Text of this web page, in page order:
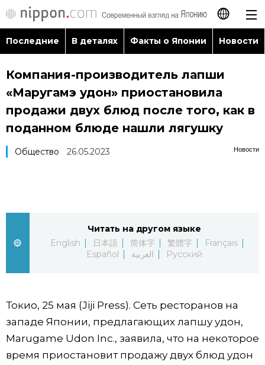
日本語
English
繁體字
العربية
Последние
В деталях
Новости
Путеводитель по Японии
Разделы
Последние В деталях Факты о Японии Новости
Компания-производитель лапши
«Маругамэ удон» приостановила
продажи двух блюд после того, как в
поданном блюде нашли лягушку
Новости
Общество 26.05.2023
Читать на другом языке
English
日本語 简体字 繁體字
Français
Español
العربية Русский
Токио, 25 мая (Jiji Press). Сеть ресторанов на
западе Японии, предлагающих лапшу удон,
Marugame Udon Inc., заявила, что на некоторое
время приостановит продажу двух блюд удон